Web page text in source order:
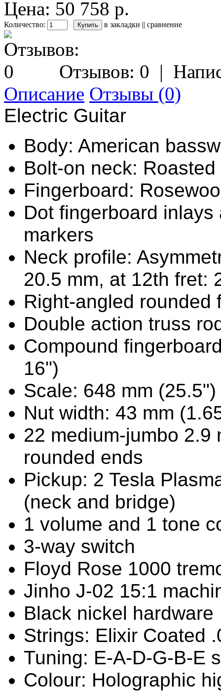
Цена: 50 758 р.
Количество: в закладки || сравнение
Отзывов: 0 |
Описание Отзывы (0)
Electric Guitar
Body: American
Bolt-on neck:
Fingerboard:
Dot fingerboard
markers
Neck profile:
20.5 mm, at 12th fret:
Right-angled rounded
Double action truss
Compound
16")
Scale: 648 mm (25.5")
Nut width: 43 mm
22 medium-jumbo 2.9
rounded ends
Pickup: 2 Tesla
(neck and bridge)
1 volume and 1 tone
3-way switch
Floyd Rose 1000
Jinho J-02 15:1
Black nickel hardware
Strings: Elixir Coated
Tuning: E-A-D-G-B-E
Colour: Holographic